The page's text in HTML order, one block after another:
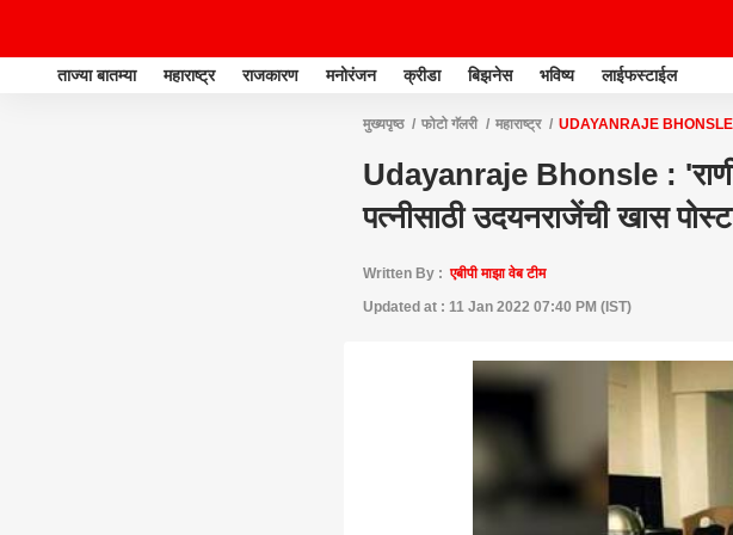
ताज्या बातम्या महाराष्ट्र राजकारण मनोरंजन क्रीडा बिझनेस भविष्य लाईफस्टाईल
मुख्यपृष्ठ फोटो गॅलरी महाराष्ट्र UDAYANRAJE BHONSLE :
Udayanraje Bhonsle :
पत्नीसाठी उदयनराजेंची खास
Written By :एबीपी माझा वेब टीम
Updated at : 11 Jan 2022 07:40 PM (IST)